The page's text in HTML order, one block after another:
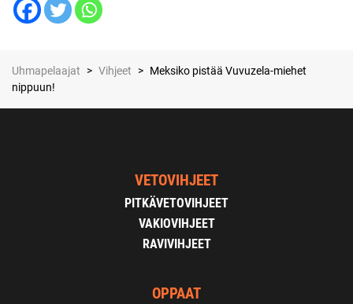
Uhmapelaajat > Vihjeet > Meksiko pistää Vuvuzela-miehet
nippuun!
VETOVIHJEET
PITKÄVETOVIHJEET
VAKIOVIHJEET
RAVIVIHJEET
OPPAAT